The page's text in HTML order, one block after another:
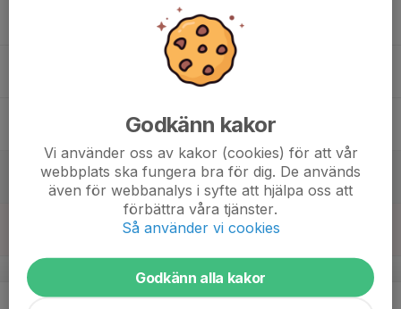
Latina/ ballroom dance
Hagahuset / Klövervägen 2, Solna
Godkänn kakor
Vi använder oss av kakor (cookies) för att vår
webbplats ska fungera bra för dig. De används
även för webbanalys i syfte att hjälpa oss att
förbättra våra tjänster.
Så använder vi cookies
Godkänn alla kakor